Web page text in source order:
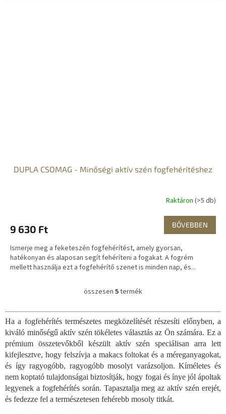
DUPLA CSOMAG - Minőségi aktív szén fogfehérítéshez
Raktáron (>5 db)
9 630 Ft BŐVEBBEN
Ismerje meg a feketeszén fogfehérítést, amely gyorsan,
hatékonyan és alaposan segít fehéríteni a fogakat. A fogrém
mellett használja ezt a fogfehérítő szenet is minden nap, és...
L
s
t
a
r
á
n
y
í
t
összesen 5termék
Ha a fogfehérítés természetes megközelítését részesíti előnyben, a
kiváló minőségű aktív szén tökéletes választás az Ön számára. Ez a
prémium összetevőkből készült aktív szén speciálisan arra lett
kifejlesztve, hogy felszívja a makacs foltokat és a méreganyagokat,
és így ragyogóbb, ragyogóbb mosolyt varázsoljon. Kíméletes és
nem koptató tulajdonságai biztosítják, hogy fogai és ínye jól ápoltak
legyenek a fogfehérítés során. Tapasztalja meg az aktív szén erejét,
és fedezze fel a természetesen fehérebb mosoly titkát.